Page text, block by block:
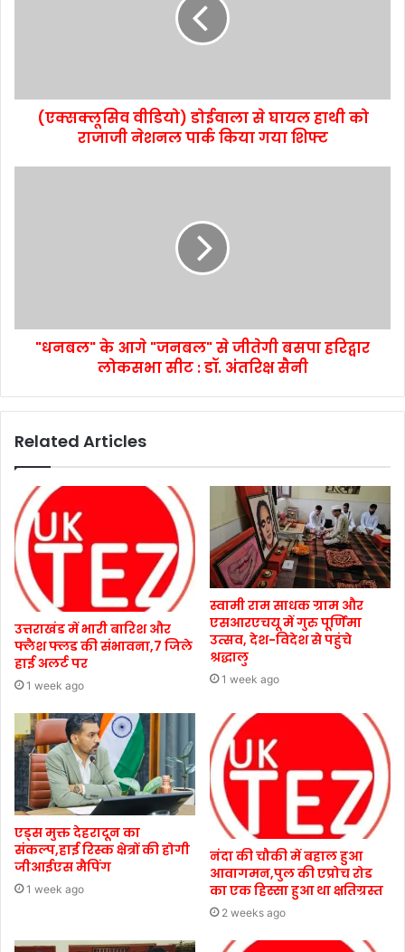
(एक्सक्लूसिव वीडियो) डोईवाला से घायल हाथी को
राजाजी नेशनल पार्क किया गया शिफ्ट
"धनबल" के आगे "जनबल" से जीतेगी बसपा हरिद्वार
लोकसभा सीट : डॉ. अंतरिक्ष सैनी
Related Articles
उत्तराखंड में भारी बारिश और
फ्लैश फ्लड की संभावना,7 जिले
हाई अलर्ट पर
1 week ago
स्वामी राम साधक ग्राम और
एसआरएचयू में गुरु पूर्णिमा
उत्सव, देश-विदेश से पहुंचे
श्रद्धालु
1 week ago
एड्स मुक्त देहरादून का
संकल्प,हाई रिस्क क्षेत्रों की होगी
जीआईएस मैपिंग
1 week ago
नंदा की चौकी में बहाल हुआ
आवागमन,पुल की एप्रोच रोड
का एक हिस्सा हुआ था क्षतिग्रस्त
2 weeks ago